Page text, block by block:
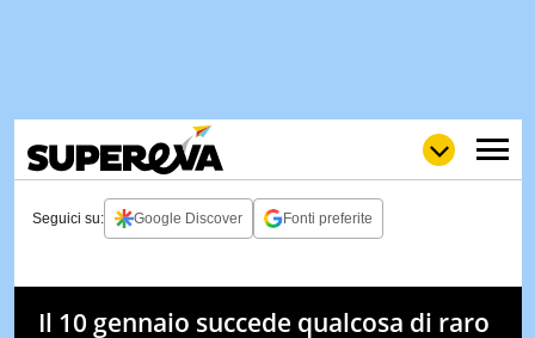
NEWS
Seguici su: Google Discover Fonti preferite
Il 10 gennaio succede qualcosa di raro